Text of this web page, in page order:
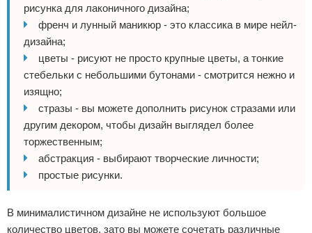
рисунка для лаконичного дизайна;
френч и лунный маникюр - это классика в мире нейл-
дизайна;
цветы - рисуют не просто крупные цветы, а тонкие
стебельки с небольшими бутонами - смотрится нежно и
изящно;
стразы - вы можете дополнить рисунок стразами или
другим декором, чтобы дизайн выглядел более
торжественным;
абстракция - выбирают творческие личности;
простые рисунки.
В минималистичном дизайне не используют большое
количество цветов, зато вы можете сочетать различные